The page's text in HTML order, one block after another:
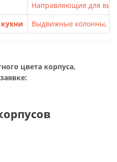
Направляющие для
Выдвижные колонны,
цвета корпуса,